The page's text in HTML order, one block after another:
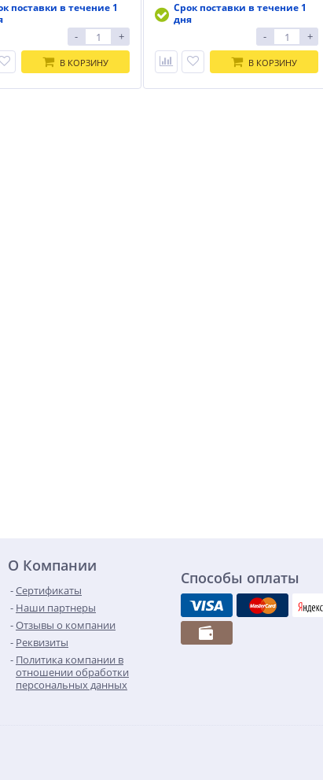
поставки в течение 1
- +
В КОРЗИНУ
Срок поставки в течение 1
дня
- +
В КОРЗИНУ
О Компании
Сертификаты
Наши партнеры
Отзывы о компании
Реквизиты
Политика компании в
отношении обработки
персональных данных
Способы оплаты